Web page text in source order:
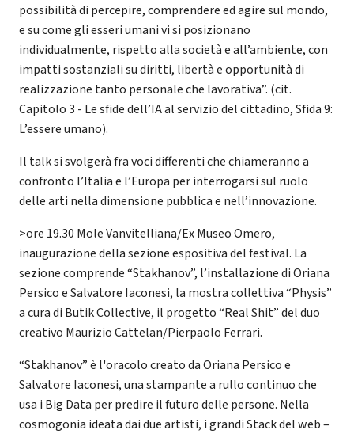
possibilità di percepire, comprendere ed agire sul mondo,
e su come gli esseri umani vi si posizionano
individualmente, rispetto alla società e all’ambiente, con
impatti sostanziali su diritti, libertà e opportunità di
realizzazione tanto personale che lavorativa”. (cit.
Capitolo 3 - Le sfide dell’IA al servizio del cittadino, Sfida 9:
L’essere umano).
Il talk si svolgerà fra voci differenti che chiameranno a
confronto l’Italia e l’Europa per interrogarsi sul ruolo
delle arti nella dimensione pubblica e nell’innovazione.
>ore 19.30 Mole Vanvitelliana/Ex Museo Omero,
inaugurazione della sezione espositiva del festival. La
sezione comprende “Stakhanov”, l’installazione di Oriana
Persico e Salvatore Iaconesi, la mostra collettiva “Physis”
a cura di Butik Collective, il progetto “Real Shit” del duo
creativo Maurizio Cattelan/Pierpaolo Ferrari.
“Stakhanov” è l'oracolo creato da Oriana Persico e
Salvatore Iaconesi, una stampante a rullo continuo che
usa i Big Data per predire il futuro delle persone. Nella
cosmogonia ideata dai due artisti, i grandi Stack del web –